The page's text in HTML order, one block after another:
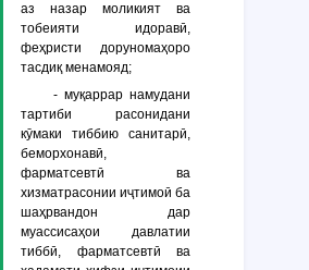
аз назар моликият ва
тобеияти идоравӣ,
феҳристи доруномаҳоро
тасдиқ менамояд;
- муқаррар намудани
тартиби расонидани
кӯмаки тиббию санитарӣ,
беморхонавӣ,
фарматсевтӣ ва
хизматрасонии иҷтимоӣ ба
шаҳрвандон дар
муассисаҳои давлатии
тиббӣ, фарматсевтӣ ва